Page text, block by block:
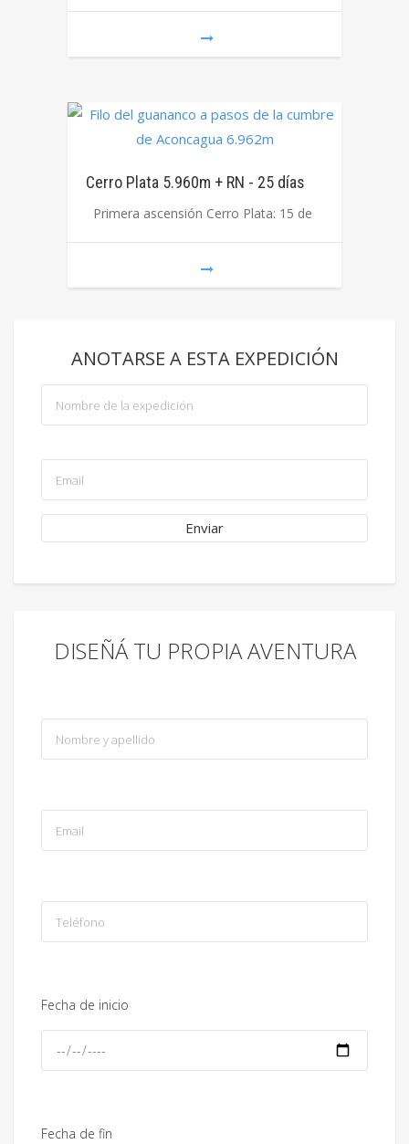
Cerro Plata 5.960m + RN - 25 días
Primera ascensión Cerro Plata: 15 de
ANOTARSE A ESTA EXPEDICIÓN
DISEÑÁ TU PROPIA AVENTURA
Fecha de inicio
Fecha de fin